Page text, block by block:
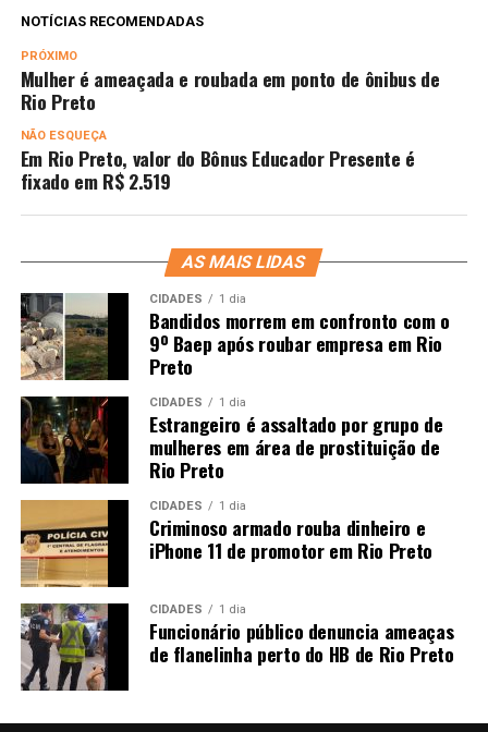
NOTÍCIAS RECOMENDADAS
PRÓXIMO
Mulher é ameaçada e roubada em ponto de ônibus de
Rio Preto
NÃO ESQUEÇA
Em Rio Preto, valor do Bônus Educador Presente é
fixado em R$ 2.519
AS MAIS LIDAS
CIDADES 1 dia
Bandidos morrem em confronto com o
9º Baep após roubar empresa em Rio
Preto
CIDADES 1 dia
Estrangeiro é assaltado por grupo de
mulheres em área de prostituição de
Rio Preto
CIDADES 1 dia
Criminoso armado rouba dinheiro e
iPhone 11 de promotor em Rio Preto
CIDADES 1 dia
Funcionário público denuncia ameaças
de flanelinha perto do HB de Rio Preto